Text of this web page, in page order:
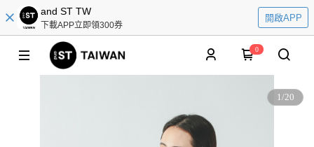
and ST TW
下載APP立即領300券
開啟APP
0
1/20